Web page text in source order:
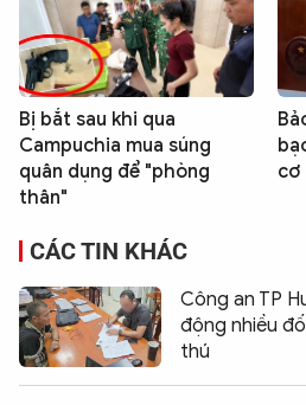
Bị bắt sau khi qua
Campuchia mua súng
quân dụng để "phòng
thân"
cơ
CÁC TIN KHÁC
Công an TP
động nhiều
thú